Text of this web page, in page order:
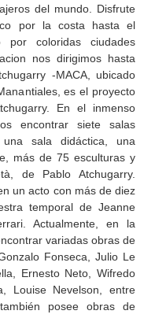
del mundo. Disfrute
por la costa hasta el
por coloridas ciudades
nos dirigimos hasta
-MACA, ubicado
es el proyecto
En el inmenso
encontrar siete salas
sala didáctica, una
más de 75 esculturas y
de Pablo Atchugarry.
un acto con más de diez
temporal de Jeanne
Actualmente, en la
variadas obras de
Fonseca, Julio Le
Ernesto Neto, Wifredo
Louise Nevelson, entre
posee obras de